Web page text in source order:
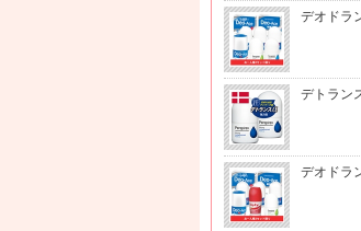
デオドラ
デトラン
デオドラ